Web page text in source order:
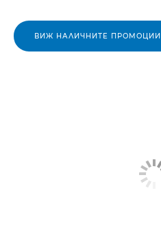
ВИЖ НАЛИЧНИТЕ ПРОМОЦИИ